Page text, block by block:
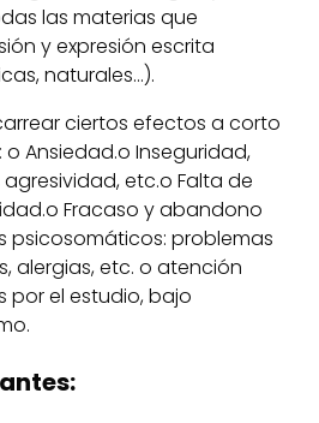
las materias que
y expresión escrita
naturales…).
ciertos efectos a corto
Ansiedad.o Inseguridad,
etc.o Falta de
Fracaso y abandono
psicosomáticos: problemas
alergias, etc. o atención
por el estudio, bajo